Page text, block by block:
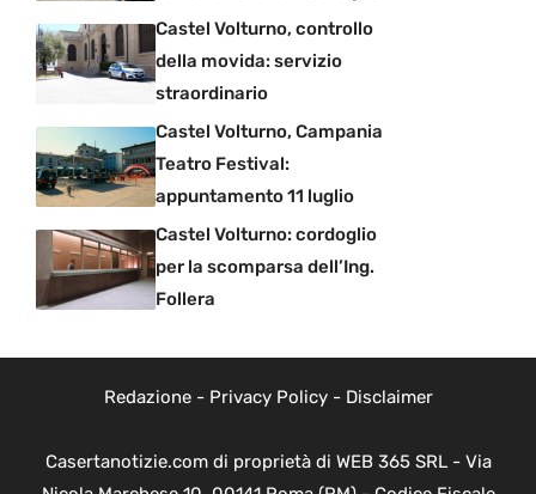
Castel Volturno, controllo
della movida: servizio
straordinario
Castel Volturno, Campania
Teatro Festival:
appuntamento 11 luglio
Castel Volturno: cordoglio
per la scomparsa dell’Ing.
Follera
Redazione- Privacy Policy- Disclaimer
Casertanotizie.com di proprietà di WEB 365 SRL - Via